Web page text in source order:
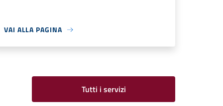
VAI ALLA PAGINA
Tutti i servizi